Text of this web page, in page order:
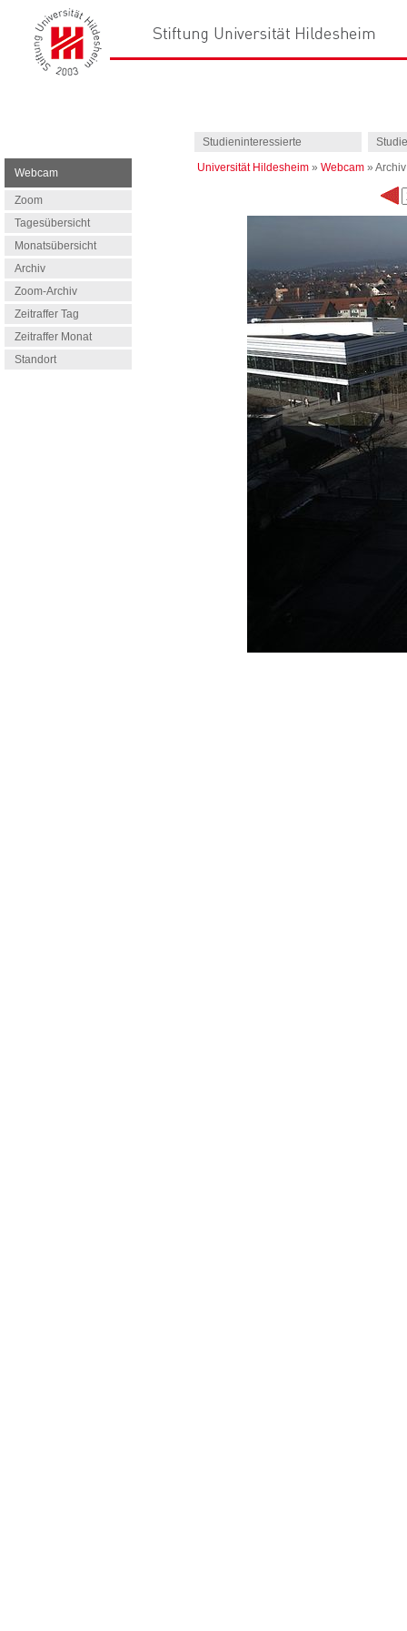
Studieninteressierte
Webcam
Zoom
Tagesübersicht
Monatsübersicht
Archiv
Zoom-Archiv
Zeitraffer Tag
Zeitraffer Monat
Standort
Universität Hildesheim » Webcam » Archiv